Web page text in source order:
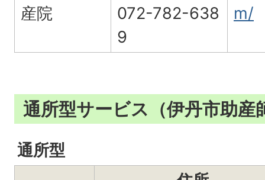
産院
072-782-638
9
m/
通所型サービス（伊丹市助産
通所型